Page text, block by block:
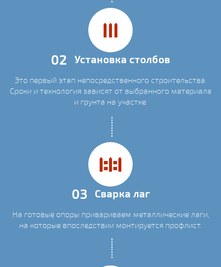
02 Установка столбов
Это первый этап непосредственного строительства.
Сроки и технология зависят от выбранного материала
и грунта на участке.
03 Сварка лаг
На готовые опоры привариваем металлические лаги,
на которые впоследствии монтируется профлист.